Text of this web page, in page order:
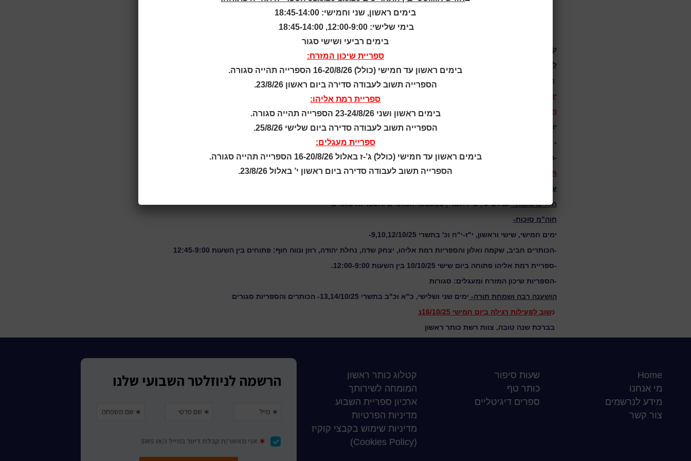
קוראים יקרים,
להלן שעות פתיחת הכותרים והספריות בחגי תשרי תשפ"ו
ראש השנה
הכותרים והספריות סגורים
יום הכיפורים
הכותרים והספריות סגורים
חופשה מרוכזת
יום ראשון, י"ג תשרי 5/10/25
- הכותרים חביב, שקמה ואלון והספריות יצחק שדה, נחלת יהודה, רוזן ונווה חוף: סגורים
-הספריות רמת אליהו, שיכון המזרח ומעגלים: פתוחות
חג סוכות
ערב סוכות וחג סוכות
חוה"מ סוכות-יום רביעי, ט"ז תשרי, 8/10/25-
הכותרים והספריות סגורים
חוה"מ סוכות-
ימים חמישי, שישי וראשון, י"ז-י"ח וכ' בתשרי 9,10,12/10/25-
-הכותרים חביב, שקמה ואלון והספריות רמת אליהו, יצחק שדה, נחלת יהודה, רוזן ונווה חוף: פתוחים בין השעות 12:45-9:00
-ספריית רמת אליהו פתוחה ביום שישי 10/10/25 בין השעות 12:00-9:00.
-הספריות שיכון המזרח ומעגלים: סגורות
הושענה רבה ושמחת תורה- ימים שני ושלישי, כ"א וכ"ב בתשרי 13,14/10/25-
הכותרים והספריות סגורים
נשוב לפעילות רגילה ביום חמישי 16/10/25
נ
בברכת שנה טובה, צוות רשת כותר ראשון
Home
מי אנחנו
מידע לנרשמים
צור קשר
שעות סיפור
כותר טף
ספרים דיגיטליים
קטלוג כותר ראשון
המומחה לשירותך
ארכיון ספריית השבוע
מדיניות הפרטיות
מדיניות שימוש בקבצי קוקיז
(Cookies Policy)
בימים ראשון, שני וחמישי: 18:45-14:00
בימי שלישי: 12:00-9:00, 18:45-14:00
בימים רביעי ושישי סגור
ספריית שיכון המזרח:
בימים ראשון עד חמישי (כולל) 16-20/8/26 הספרייה תהייה סגורה.
הספרייה תשוב לעבודה סדירה ביום ראשון 23/8/26.
ספריית רמת אליהו:
בימים ראשון ושני 23-24/8/26 הספרייה תהייה סגורה.
הספרייה תשוב לעבודה סדירה ביום שלישי 25/8/26.
ספריית מעגלים:
בימים ראשון עד חמישי (כולל) ג’-ז באלול 16-20/8/26 הספרייה תהייה סגורה.
הספרייה תשוב לעבודה סדירה ביום ראשון י’ באלול 23/8/26.